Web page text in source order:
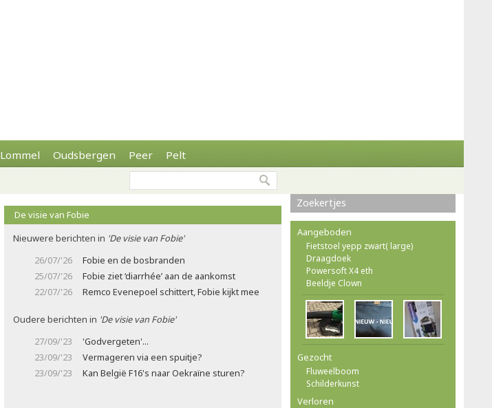
Lommel Oudsbergen Peer Pelt
De visie van Fobie
Nieuwere berichten in 'De visie van Fobie'
26/07/'26
Fobie en de bosbranden
25/07/'26
Fobie ziet ‘diarrhée’ aan de aankomst
22/07/'26
Remco Evenepoel schittert, Fobie kijkt mee
Oudere berichten in 'De visie van Fobie'
27/09/'23
'Godvergeten'...
23/09/'23
Vermageren via een spuitje?
23/09/'23
Kan België F16's naar Oekraïne sturen?
Zoekertjes
Aangeboden
Fietstoel yepp zwart( large)
Draagdoek
Powersoft X4 eth
Beeldje Clown
Gezocht
Fluweelboom
Schilderkunst
Verloren